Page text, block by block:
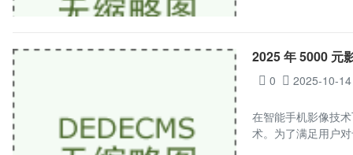
2025 年 5000 元
0 2025-10-
在智能手机影像技
术。为了满足用户